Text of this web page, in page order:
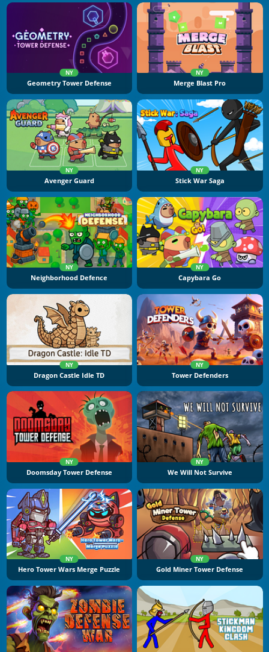
NY
Geometry Tower Defense
NY
Merge Blast Pro
NY
Avenger Guard
NY
Stick War Saga
NY
Neighborhood Defence
NY
Capybara Go
NY
Dragon Castle Idle TD
NY
Tower Defenders
NY
Doomsday Tower Defense
NY
We Will Not Survive
NY
Hero Tower Wars Merge Puzzle
NY
Gold Miner Tower Defense